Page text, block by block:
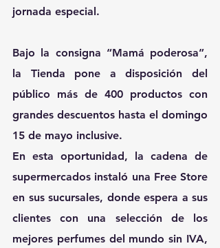
jornada especial.
Bajo la consigna “Mamá poderosa”,
la Tienda pone a disposición del
público más de 400 productos con
grandes descuentos hasta el domingo
15 de mayo inclusive.
En esta oportunidad, la cadena de
supermercados instaló una Free Store
en sus sucursales, donde espera a sus
clientes con una selección de los
mejores perfumes del mundo sin IVA,